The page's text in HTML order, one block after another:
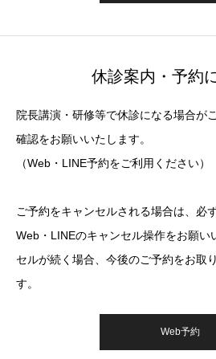
休診案内・予約
院長講演・研修等で休診になる場合が
確認をお願いいたします。
（Web・LINE予約をご利用ください）
ご予約をキャンセルされる場合は、必
Web・LINEのキャンセル操作をお願い
セルが続く場合、今後のご予約をお取
す。
Web予約